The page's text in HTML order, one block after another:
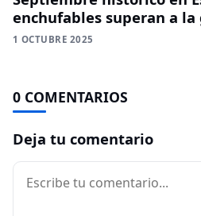
enchufables superan a la
1 OCTUBRE 2025
0 COMENTARIOS
Deja tu comentario
Comentario